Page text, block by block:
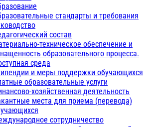
стандарты и требования
состав
техническое обеспечение и
образовательного процесса.
среда
и меры поддержки обучающихся
образовательные услуги
хозяйственная деятельность
места для приема (перевода)
сотрудничество